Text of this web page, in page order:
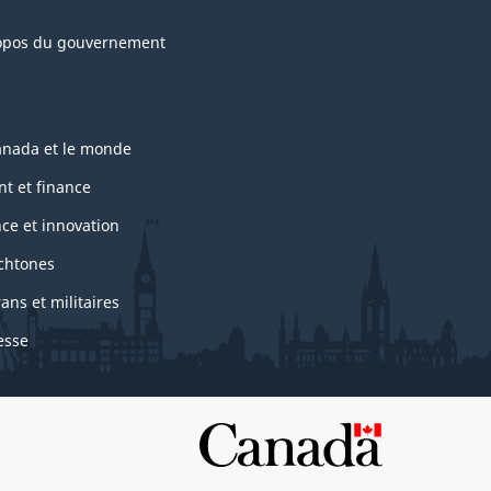
du gouvernement
et le monde
et finance
et innovation
et militaires